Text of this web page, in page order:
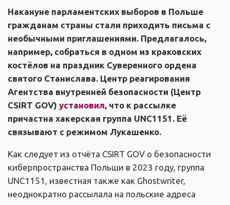
Накануне парламентских выборов в Польше
гражданам страны стали приходить письма с
необычными приглашениями. Предлагалось,
например, собраться в одном из краковских
костёлов на праздник Суверенного ордена
святого Станислава. Центр реагирования
Агентства внутренней безопасности (Центр
CSIRT GOV) установил, что к рассылке
причастна хакерская группа UNC1151. Её
связывают с режимом Лукашенко.
Как следует из отчёта CSIRT GOV о безопасности
киберпространства Польши в 2023 году, группа
UNC1151, известная также как Ghostwriter,
неоднократно рассылала на польские адреса